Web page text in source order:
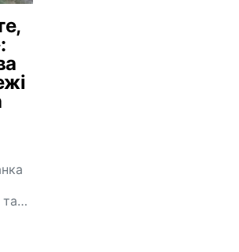
та…